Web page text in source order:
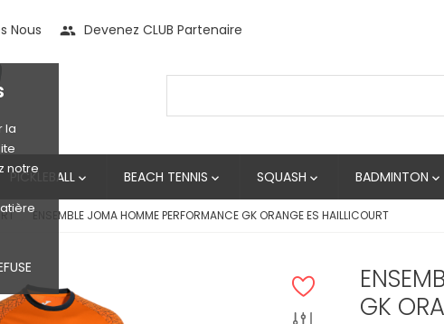
la
notre
Nous people Devenez CLUB Partenaire
PICKLEBALL  BEACH TENNIS  SQUASH  BADMINTON 
ENSEMBLE JOMA HOMME PERFORMANCE GK ORANGE ES HAILLICOURT
GK